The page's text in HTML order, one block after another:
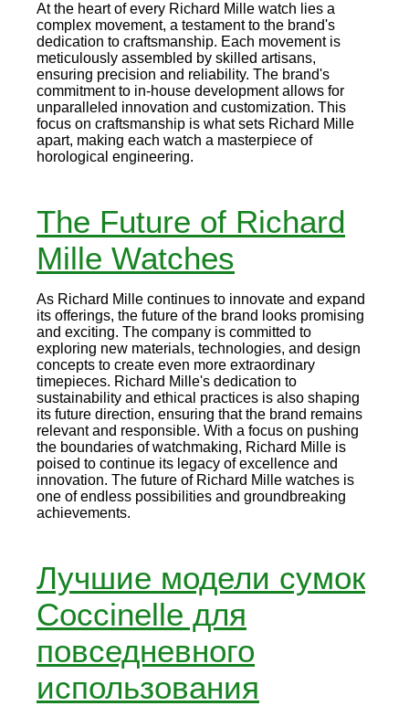
At the heart of every Richard Mille watch lies a
complex movement, a testament to the brand's
dedication to craftsmanship. Each movement is
meticulously assembled by skilled artisans,
ensuring precision and reliability. The brand's
commitment to in-house development allows for
unparalleled innovation and customization. This
focus on craftsmanship is what sets Richard Mille
apart, making each watch a masterpiece of
horological engineering.
The Future of Richard
Mille Watches
As Richard Mille continues to innovate and expand
its offerings, the future of the brand looks promising
and exciting. The company is committed to
exploring new materials, technologies, and design
concepts to create even more extraordinary
timepieces. Richard Mille's dedication to
sustainability and ethical practices is also shaping
its future direction, ensuring that the brand remains
relevant and responsible. With a focus on pushing
the boundaries of watchmaking, Richard Mille is
poised to continue its legacy of excellence and
innovation. The future of Richard Mille watches is
one of endless possibilities and groundbreaking
achievements.
Лучшие модели сумок
Coccinelle для
повседневного
использования